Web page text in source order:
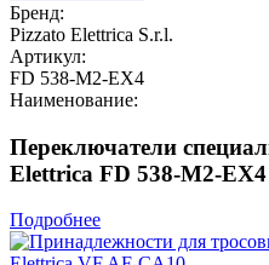
Бренд:
Pizzato Elettrica S.r.l.
Артикул:
FD 538-M2-EX4
Наименование:
Переключатели
Elettrica FD 538-M2-EX4
Подробнее